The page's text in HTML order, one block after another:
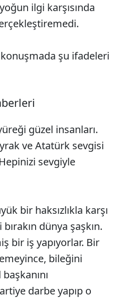
ilgi karşısında
konuşmada şu ifadeleri
güzel insanları.
ve Atatürk sevgisi
sevgiyle
bir haksızlıkla karşı
dünya şaşkın.
bir iş yapıyorlar. Bir
bileğini
darbe yapıp o